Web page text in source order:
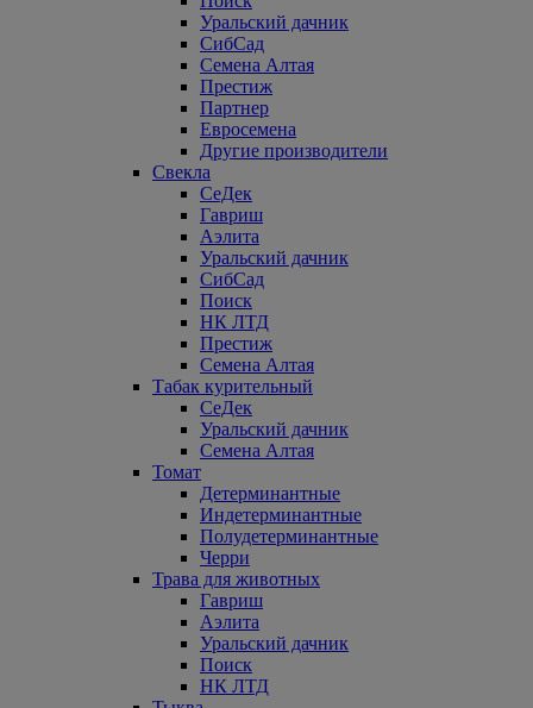
Уральский дачник
СибСад
Семена Алтая
Престиж
Партнер
Евросемена
Другие производители
Свекла
СеДек
Гавриш
Аэлита
Уральский дачник
СибСад
Поиск
НК ЛТД
Престиж
Семена Алтая
Табак курительный
СеДек
Уральский дачник
Семена Алтая
Томат
Детерминантные
Индетерминантные
Полудетерминантные
Черри
Трава для животных
Гавриш
Аэлита
Уральский дачник
Поиск
НК ЛТД